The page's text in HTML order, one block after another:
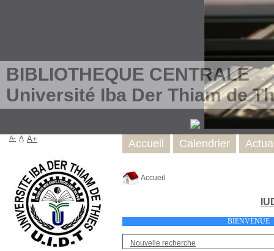
BIBLIOTHEQUE CENTRALE
Université Iba Der Thiam de
Accueil
Nouvelle recherche
Accueil Calendrier
A- A A+